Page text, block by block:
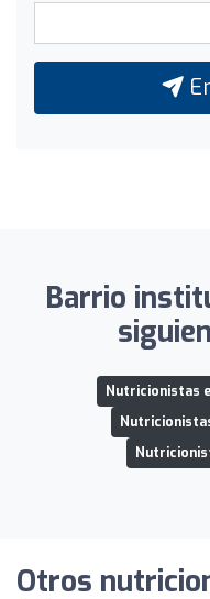
Barrio
Nutricionistas
Otros